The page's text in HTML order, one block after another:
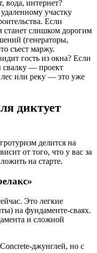
вода, интернет?
участку
Если
станет слишком дорогим
(генераторы,
съест маржу.
гость из окна? Если
свалку — проект
или реку — это уже
диктует
делится на
от того, что у вас за
на старте.
Это легкие
на фундаменте-сваях.
и сложной
джунглей, но с